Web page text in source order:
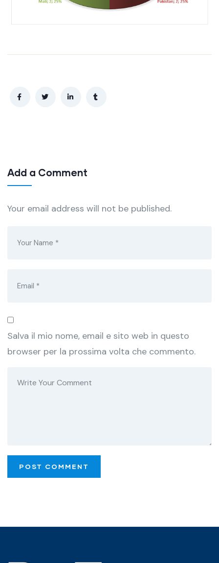
Add a Comment
Your email address will not be published.
Salva il mio nome, email e sito web in questo
browser per la prossima volta che commento.